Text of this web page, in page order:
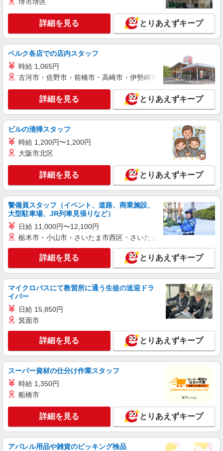
詳細を見る とりあえずキープ
ベルク各店での店内スタッフ
時給 1,065円
古河市・佐野市・前橋市・高崎市・伊勢崎市・太田市・館林市
詳細を見る とりあえずキープ
ビルの清掃スタッフ
時給 1,200円〜1,200円
大阪市北区
詳細を見る とりあえずキープ
警備員スタッフ（イベント、道路、商業施設、
大型駐車場、JR列車見張りなど）
日給 11,000円〜12,100円
栃木市・小山市・さいたま市西区・さいたま市岩槻区・久喜市・
詳細を見る とりあえずキープ
マイクロバスにて教習所に通う生徒の送迎ドラ
イバー
日給 15,850円
箕面市
詳細を見る とりあえずキープ
スーパー資材の仕分け作業スタッフ
時給 1,350円
船橋市
詳細を見る とりあえずキープ
アパレル用品や雑貨のピッキング検品